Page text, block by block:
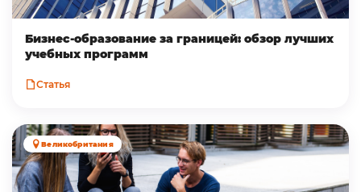
Бизнес-образование за границей: обзор лучших
учебных программ
Статья
Великобритания